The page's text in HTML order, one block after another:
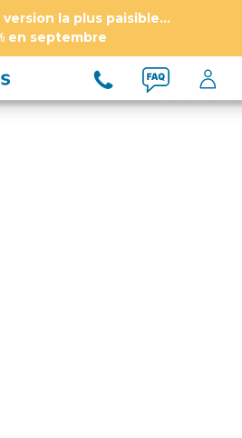
la plus paisible...
en septembre